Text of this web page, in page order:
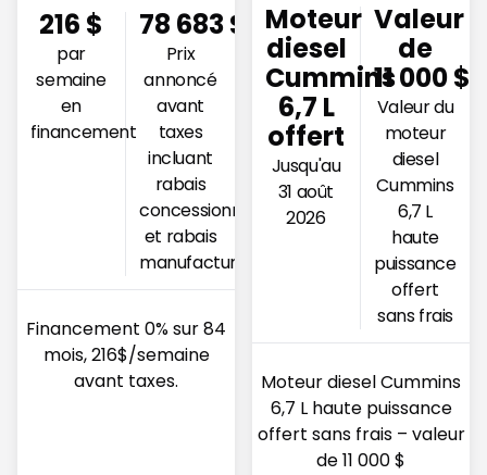
216 $
par
semaine
en
financement
78 683$
Prix
annoncé
avant
taxes
incluant
rabais
concessionnaire
et rabais
manufacturier
Financement 0% sur 84
mois, 216$/semaine
avant taxes.
Moteur
diesel
Cummins
6,7 L
offert
Jusqu'au
31 août
2026
Valeur
de
11 000 $
Valeur du
moteur
diesel
Cummins
6,7 L
haute
puissance
offert
sans frais
Moteur diesel Cummins
6,7 L haute puissance
offert sans frais – valeur
de 11 000 $